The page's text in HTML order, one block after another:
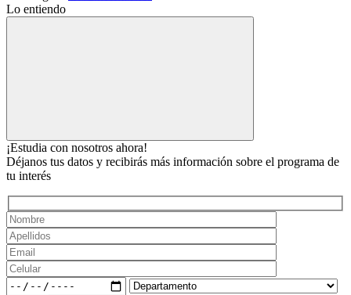
Lo entiendo
¡Estudia con nosotros ahora!
Déjanos tus datos y recibirás más información sobre el programa de
tu interés